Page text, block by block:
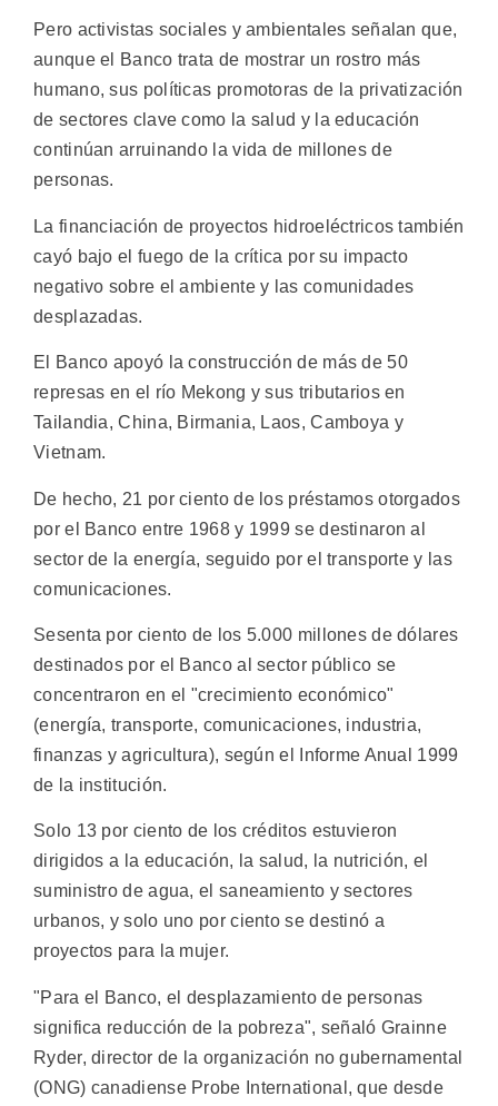
Pero activistas sociales y ambientales señalan que,
aunque el Banco trata de mostrar un rostro más
humano, sus políticas promotoras de la privatización
de sectores clave como la salud y la educación
continúan arruinando la vida de millones de
personas.
La financiación de proyectos hidroeléctricos también
cayó bajo el fuego de la crítica por su impacto
negativo sobre el ambiente y las comunidades
desplazadas.
El Banco apoyó la construcción de más de 50
represas en el río Mekong y sus tributarios en
Tailandia, China, Birmania, Laos, Camboya y
Vietnam.
De hecho, 21 por ciento de los préstamos otorgados
por el Banco entre 1968 y 1999 se destinaron al
sector de la energía, seguido por el transporte y las
comunicaciones.
Sesenta por ciento de los 5.000 millones de dólares
destinados por el Banco al sector público se
concentraron en el "crecimiento económico"
(energía, transporte, comunicaciones, industria,
finanzas y agricultura), según el Informe Anual 1999
de la institución.
Solo 13 por ciento de los créditos estuvieron
dirigidos a la educación, la salud, la nutrición, el
suministro de agua, el saneamiento y sectores
urbanos, y solo uno por ciento se destinó a
proyectos para la mujer.
"Para el Banco, el desplazamiento de personas
significa reducción de la pobreza", señaló Grainne
Ryder, director de la organización no gubernamental
(ONG) canadiense Probe International, que desde